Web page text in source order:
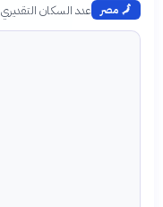
🗾 مصر عدد السكان التقديري